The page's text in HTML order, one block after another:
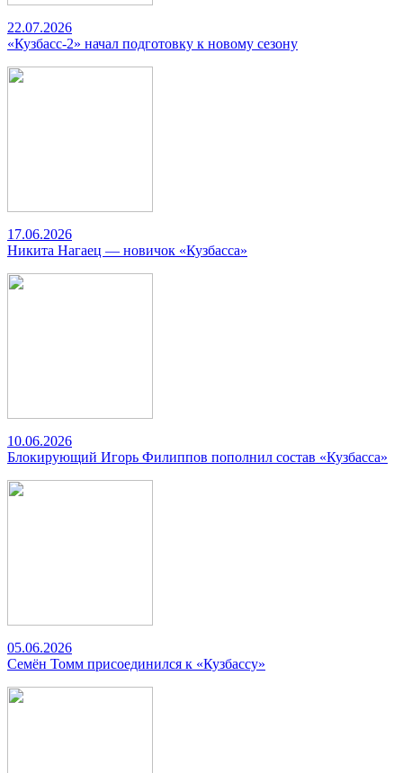
22.07.2026
«Кузбасс-2» начал подготовку к новому сезону
17.06.2026
Никита Нагаец — новичок «Кузбасса»
10.06.2026
Блокирующий Игорь Филиппов пополнил состав «Кузбасса»
05.06.2026
Семён Томм присоединился к «Кузбассу»